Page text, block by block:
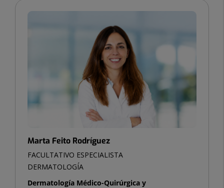
Marta Feito Rodríguez
FACULTATIVO ESPECIALISTA
DERMATOLOGÍA
Dermatología Médico-Quirúrgica y